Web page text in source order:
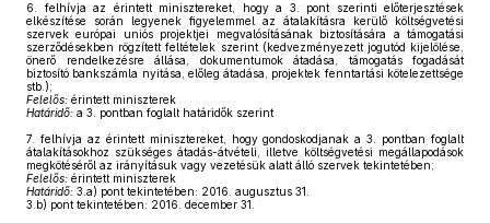
6.
felhívja az érintett minisztereket, hogy a 3. pont szerinti előterjesztések
elkészítése során legyenek figyelemmel az átalakításra kerülő költségvetési
szervek európai uniós projektjei megvalósításának biztosítására a támogatási
szerződésekben rögzített feltételek szerint (kedvezményezett jogutód kijelölése,
önerő rendelkezésre állása, dokumentumok átadása, támogatás fogadását
biztosító bankszámla nyitása, előleg átadása, projektek fenntartási kötelezettsége
stb.);
Felelős: érintett miniszterek
Határidő: a 3. pontban foglalt határidők szerint
7.
felhívja az érintett minisztereket, hogy gondoskodjanak a 3. pontban foglalt
átalakításokhoz szükséges átadás-átvételi, illetve költségvetési megállapodások
megkötéséről az irányításuk vagy vezetésük alatt álló szervek tekintetében;
Felelős: érintett miniszterek
Határidő: 3.a) pont tekintetében: 2016. augusztus 31.
3.b) pont tekintetében: 2016. december 31.